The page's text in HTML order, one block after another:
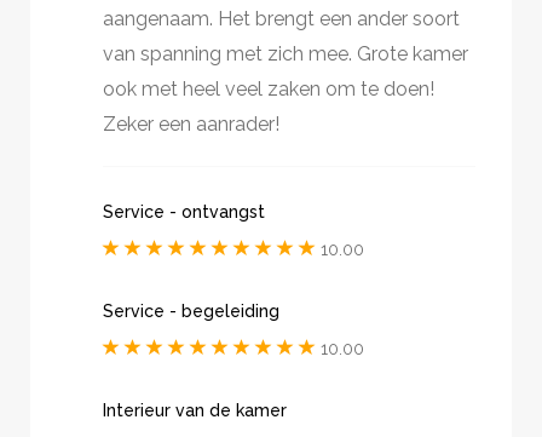
aangenaam. Het brengt een ander soort
van spanning met zich mee. Grote kamer
ook met heel veel zaken om te doen!
Zeker een aanrader!
Service - ontvangst
10.00
Service - begeleiding
10.00
Interieur van de kamer